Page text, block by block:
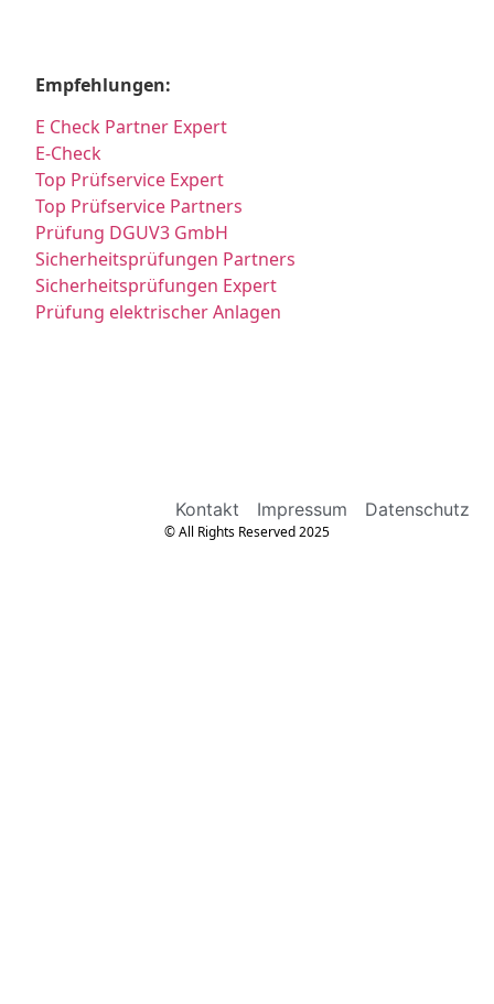
Empfehlungen:
E Check Partner Expert
E-Check
Top Prüfservice Expert
Top Prüfservice Partners
Prüfung DGUV3 GmbH
Sicherheitsprüfungen Partners
Sicherheitsprüfungen Expert
Prüfung elektrischer Anlagen
Kontakt Impressum Datenschutz
© All Rights Reserved 2025